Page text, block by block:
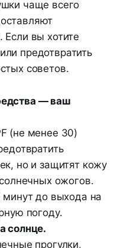
чаще всего
Если вы хотите
предотвратить
советов.
— ваш
(не менее 30)
но и защитят кожу
ожогов.
минут до выхода на
погоду.
солнце.
прогулки,